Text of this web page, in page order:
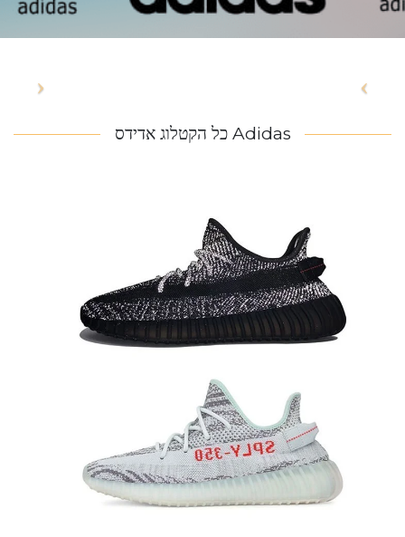
Adidas כל הקטלוג אדידס